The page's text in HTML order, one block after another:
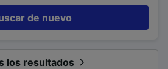
de nuevo
los resultados